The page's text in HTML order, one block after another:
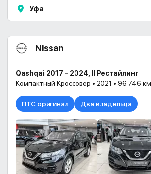
Уфа
Nissan
Qashqai 2017 – 2024, II Рестайлинг
Компактный Кроссовер • 2021 • 96 746 км
ПТС оригинал Два владельца